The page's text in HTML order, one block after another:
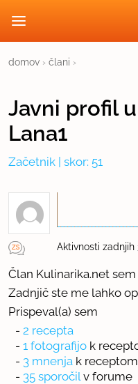
domov › člani ›
Javni profil
Lana1
Začetnik | skor: 51
Aktivnosti zadnjih
Član Kulinarika.net
Zadnjič ste me lahko
Prispeval(a) sem
- 2 recepta
- 1 fotografijo k
- 3 mnenja k receptom
- 35 sporočil v forume